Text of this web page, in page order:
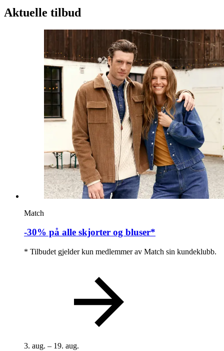
Aktuelle tilbud
Match
-30% på alle skjorter og bluser*
* Tilbudet gjelder kun medlemmer av Match sin kundeklubb.
3. aug. – 19. aug.